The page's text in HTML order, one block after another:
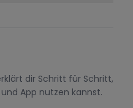
dir Schritt für Schritt,
App nutzen kannst.